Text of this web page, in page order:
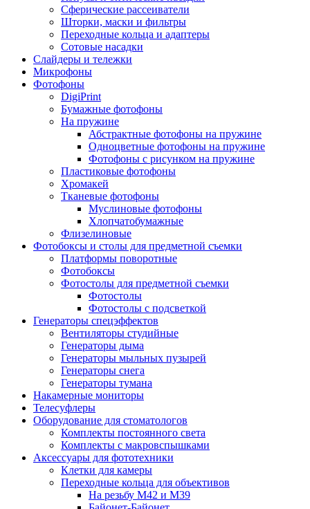
Сферические рассеиватели
Шторки, маски и фильтры
Переходные кольца и адаптеры
Сотовые насадки
Слайдеры и тележки
Микрофоны
Фотофоны
DigiPrint
Бумажные фотофоны
На пружине
Абстрактные фотофоны на пружине
Одноцветные фотофоны на пружине
Фотофоны с рисунком на пружине
Пластиковые фотофоны
Хромакей
Тканевые фотофоны
Муслиновые фотофоны
Хлопчатобумажные
Флизелиновые
Фотобоксы и столы для предметной съемки
Платформы поворотные
Фотобоксы
Фотостолы для предметной съемки
Фотостолы
Фотостолы с подсветкой
Генераторы спецэффектов
Вентиляторы студийные
Генераторы дыма
Генераторы мыльных пузырей
Генераторы снега
Генераторы тумана
Накамерные мониторы
Телесуфлеры
Оборудование для стоматологов
Комплекты постоянного света
Комплекты с макровспышками
Аксессуары для фототехники
Клетки для камеры
Переходные кольца для объективов
На резьбу М42 и М39